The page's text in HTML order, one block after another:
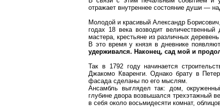
отражает внутреннее состояние души —
Молодой и красивый Александр
годах 18 века возводит
мастера, крестьяне из различных
В это время у князя в дневнике
удерживался. Наконец, сад мой и
Так в 1792 году начинается
Джакомо Кваренги. Однако брату в
фасада сделаны по его мыслям.
Ансамбль выглядел так: дом,
глубине двора возвышался трехэтажный
в себя около восьмидесяти комнат,